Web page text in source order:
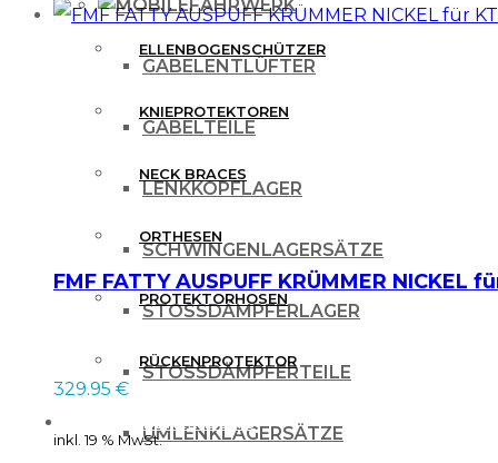
FAHRWERK
GABELENTLÜFTER
GABELTEILE
LENKKOPFLAGER
SCHWINGENLAGERSÄTZE
STOSSDÄMPFERLAGER
STOSSDÄMPFERTEILE
UMLENKLAGERSÄTZE
ELLENBOGENSCHÜTZER
KNIEPROTEKTOREN
NECK BRACES
ORTHESEN
PROTEKTORHOSEN
RÜCKENPROTEKTOR
FREIZEITBEKLEIDUNG
FMF FATTY AUSPUFF KRÜMMER
329.95 €
inkl. 19 % MwSt.